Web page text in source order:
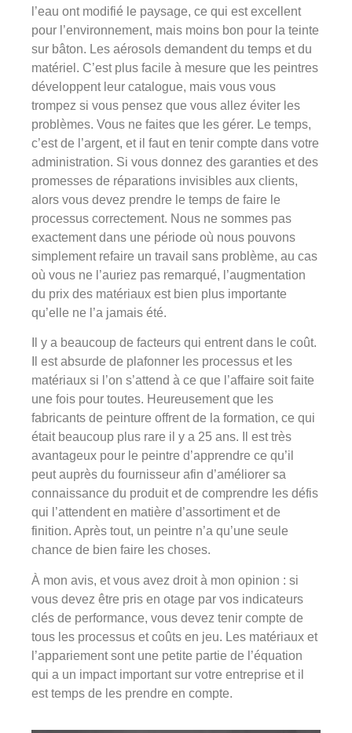
l’eau ont modifié le paysage, ce qui est excellent
pour l’environnement, mais moins bon pour la teinte
sur bâton. Les aérosols demandent du temps et du
matériel. C’est plus facile à mesure que les peintres
développent leur catalogue, mais vous vous
trompez si vous pensez que vous allez éviter les
problèmes. Vous ne faites que les gérer. Le temps,
c’est de l’argent, et il faut en tenir compte dans votre
administration. Si vous donnez des garanties et des
promesses de réparations invisibles aux clients,
alors vous devez prendre le temps de faire le
processus correctement. Nous ne sommes pas
exactement dans une période où nous pouvons
simplement refaire un travail sans problème, au cas
où vous ne l’auriez pas remarqué, l’augmentation
du prix des matériaux est bien plus importante
qu’elle ne l’a jamais été.
Il y a beaucoup de facteurs qui entrent dans le coût.
Il est absurde de plafonner les processus et les
matériaux si l’on s’attend à ce que l’affaire soit faite
une fois pour toutes. Heureusement que les
fabricants de peinture offrent de la formation, ce qui
était beaucoup plus rare il y a 25 ans. Il est très
avantageux pour le peintre d’apprendre ce qu’il
peut auprès du fournisseur afin d’améliorer sa
connaissance du produit et de comprendre les défis
qui l’attendent en matière d’assortiment et de
finition. Après tout, un peintre n’a qu’une seule
chance de bien faire les choses.
À mon avis, et vous avez droit à mon opinion : si
vous devez être pris en otage par vos indicateurs
clés de performance, vous devez tenir compte de
tous les processus et coûts en jeu. Les matériaux et
l’appariement sont une petite partie de l’équation
qui a un impact important sur votre entreprise et il
est temps de les prendre en compte.